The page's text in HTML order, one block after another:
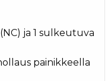
ja 1 sulkeutuva
painikkeella